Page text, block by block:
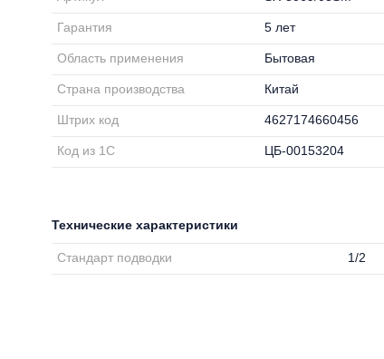
Гарантия 5 лет
Область применения Бытовая
Страна производства Китай
Штрих код 4627174660456
Код из 1С ЦБ-00153204
Технические характеристики
Стандарт подводки 1/2